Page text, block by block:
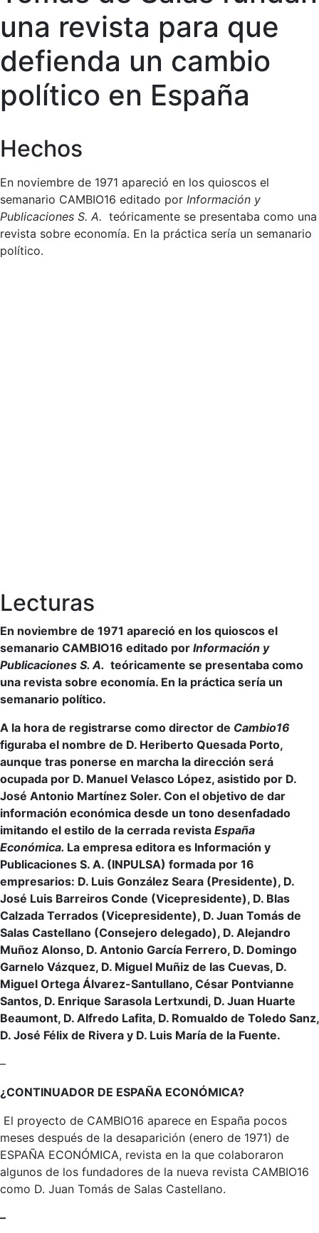
una revista para que
defienda un cambio
político en España
Hechos
En noviembre de 1971 apareció en los quioscos el
semanario CAMBIO16 editado por Información y
Publicaciones S. A. teóricamente se presentaba como una
revista sobre economía. En la práctica sería un semanario
político.
Lecturas
En noviembre de 1971 apareció en los quioscos el
semanario CAMBIO16 editado por Información y
Publicaciones S. A. teóricamente se presentaba como
una revista sobre economía. En la práctica sería un
semanario político.
A la hora de registrarse como director de Cambio16
figuraba el nombre de D. Heriberto Quesada Porto,
aunque tras ponerse en marcha la dirección será
ocupada por D. Manuel Velasco López, asistido por D.
José Antonio Martínez Soler. Con el objetivo de dar
información económica desde un tono desenfadado
imitando el estilo de la cerrada revista España
Económica. La empresa editora es Información y
Publicaciones S. A. (INPULSA) formada por 16
empresarios: D. Luis González Seara (Presidente), D.
José Luis Barreiros Conde (Vicepresidente), D. Blas
Calzada Terrados (Vicepresidente), D. Juan Tomás de
Salas Castellano (Consejero delegado), D. Alejandro
Muñoz Alonso, D. Antonio García Ferrero, D. Domingo
Garnelo Vázquez, D. Miguel Muñiz de las Cuevas, D.
Miguel Ortega Álvarez-Santullano, César Pontvianne
Santos, D. Enrique Sarasola Lertxundi, D. Juan Huarte
Beaumont, D. Alfredo Lafita, D. Romualdo de Toledo Sanz,
D. José Félix de Rivera y D. Luis María de la Fuente.
–
¿CONTINUADOR DE ESPAÑA ECONÓMICA?
El proyecto de CAMBIO16 aparece en España pocos
meses después de la desaparición (enero de 1971) de
ESPAÑA ECONÓMICA, revista en la que colaboraron
algunos de los fundadores de la nueva revista CAMBIO16
como D. Juan Tomás de Salas Castellano.
–